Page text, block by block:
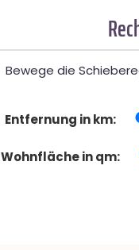
Bewege die
Entfernung in km:
Wohnfläche in qm: